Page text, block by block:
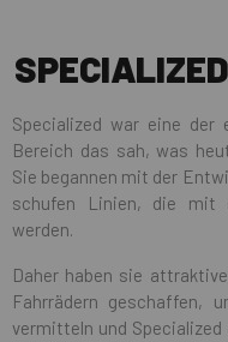
Specialized war eine der
Bereich das sah, was
Sie begannen mit der
schufen Linien, die mit
werden.
Daher haben sie
Fahrrädern geschaffen,
vermitteln und